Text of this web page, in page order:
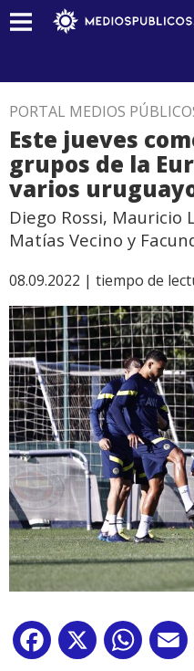
PORTAL MEDIOS
Este jueves
grupos de la
varios
Diego Rossi, Mauricio
Matías Vecino y
08.09.2022 | tiempo de
Facebook
X